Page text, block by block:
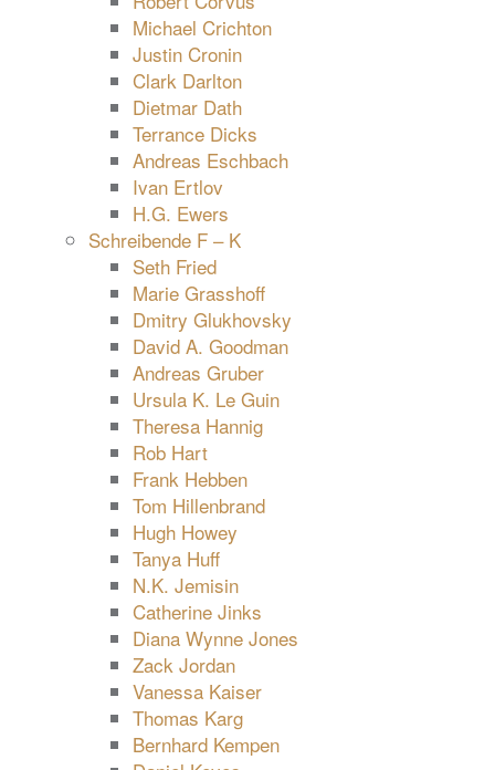
Michael Crichton
Justin Cronin
Clark Darlton
Dietmar Dath
Terrance Dicks
Andreas Eschbach
Ivan Ertlov
H.G. Ewers
Schreibende F – K
Seth Fried
Marie Grasshoff
Dmitry Glukhovsky
David A. Goodman
Andreas Gruber
Ursula K. Le Guin
Theresa Hannig
Rob Hart
Frank Hebben
Tom Hillenbrand
Hugh Howey
Tanya Huff
N.K. Jemisin
Catherine Jinks
Diana Wynne Jones
Zack Jordan
Vanessa Kaiser
Thomas Karg
Bernhard Kempen